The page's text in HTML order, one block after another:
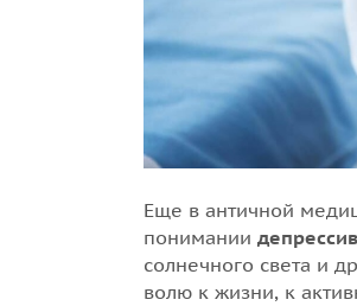
Еще в античной
понимании
солнечного света и
волю к жизни, к